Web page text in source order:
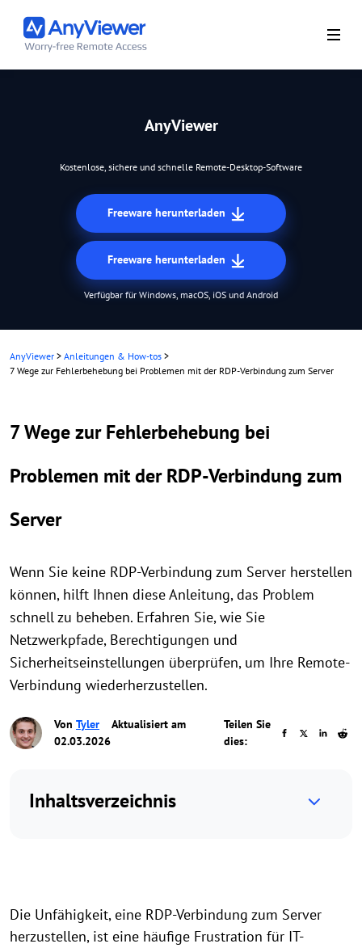
AnyViewer
Kostenlose, sichere und schnelle Remote-Desktop-Software
Freeware herunterladen
Freeware herunterladen
Verfügbar für Windows, macOS, iOS und Android
AnyViewer > Anleitungen & How-tos >
7 Wege zur Fehlerbehebung bei Problemen mit der RDP-Verbindung zum Server
7 Wege zur Fehlerbehebung bei
Problemen mit der RDP-Verbindung zum
Server
Wenn Sie keine RDP-Verbindung zum Server herstellen
können, hilft Ihnen diese Anleitung, das Problem
schnell zu beheben. Erfahren Sie, wie Sie
Netzwerkpfade, Berechtigungen und
Sicherheitseinstellungen überprüfen, um Ihre Remote-
Verbindung wiederherzustellen.
Von Tyler
Aktualisiert am
02.03.2026
Teilen Sie
dies:
Inhaltsverzeichnis
Die Unfähigkeit, eine RDP-Verbindung zum Server
herzustellen, ist eine häufige Frustration für IT-